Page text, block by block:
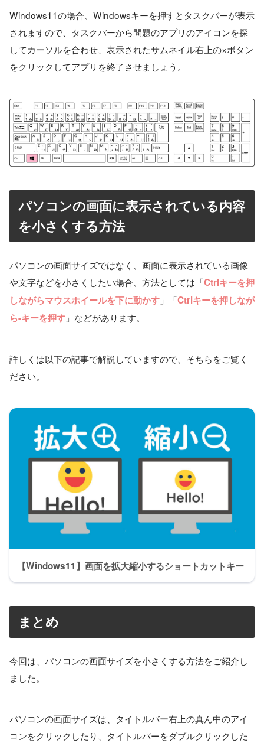
Windows11の場合、Windowsキーを押すとタスクバーが表示
されますので、タスクバーから問題のアプリのアイコンを探
してカーソルを合わせ、表示されたサムネイル右上の×ボタン
をクリックしてアプリを終了させましょう。
パソコンの画面に表示されている内容
を小さくする方法
パソコンの画面サイズではなく、画面に表示されている画像
や文字などを小さくしたい場合、方法としては「Ctrlキーを押
しながらマウスホイールを下に動かす 」「Ctrlキーを押しなが
ら-キーを押す 」などがあります。
詳しくは以下の記事で解説していますので、そちらをご覧く
ださい。
【Windows11】画面を拡大縮小するショートカットキー
まとめ
今回は、パソコンの画面サイズを小さくする方法をご紹介し
ました。
パソコンの画面サイズは、タイトルバー右上の真ん中のアイ
コンをクリックしたり、タイトルバーをダブルクリックした